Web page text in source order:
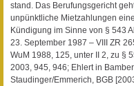
stand. Das Berufungsgericht
unpünktliche Mietzahlungen
Kündigung im Sinne von § 543
23. September 1987 – VIII ZR
WuM 1988, 125, unter II 2, zu §
2003, 945, 946; Ehlert in
Staudinger/Emmerich, BGB